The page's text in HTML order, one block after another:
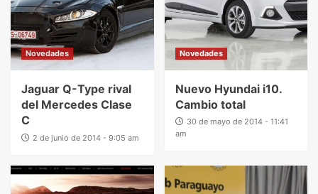
Novedades
Jaguar Q-Type rival
del Mercedes Clase
C
2 de junio de 2014 - 9:05 am
Novedades
Nuevo Hyundai i10.
Cambio total
30 de mayo de 2014 - 11:41
am